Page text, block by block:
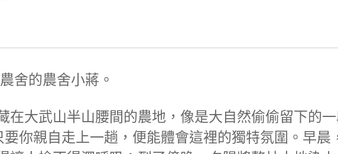
舍的農舍小蔣。
在大武山半山腰間的農地，像是大自然偷偷留下的
你親自走上一趟，便能體會這裡的獨特氛圍。早晨